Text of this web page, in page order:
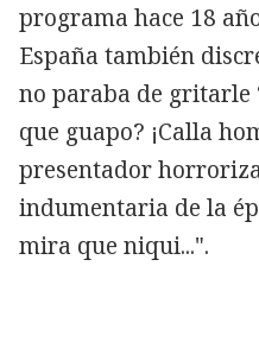
programa hace 18
España también
no paraba de gritarle
que guapo? ¡Calla
presentador
indumentaria de la
mira que niqui...".